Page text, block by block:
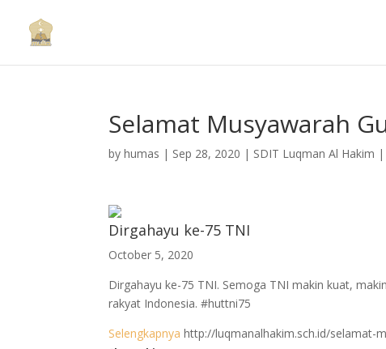
Selamat Musyawarah
byhumas | Sep 28, 2020 | SDIT Luqman Al Hakim |
Dirgahayu ke-75 TNI
October 5, 2020
Dirgahayu ke-75 TNI. Semoga TNI makin kuat,
rakyat Indonesia. #huttni75
Selengkapnya http://luqmanalhakim.sch.id/selamat-